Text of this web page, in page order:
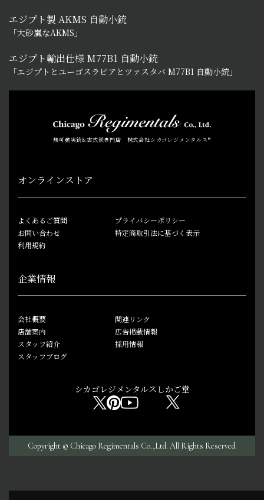
エジプト製 AKMS 自動小銃
「大砂嵐なAKMS」
エジプト輸出仕様 M77B1 自動小銃
「エジプトとユーゴスラビアとツァスタバ M77B1 自動小銃」
無可動実銃&古式銃専門店 株式会社シカゴレジメンタルス®
オンラインストア
よくあるご質問
お問い合わせ
利用規約
プライバシーポリシー
特定商取引法に基づく表示
企業情報
会社概要
店舗案内
スタッフ紹介
スタッフブログ
関連リンク
広告掲載情報
採用情報
シカゴレジメンタルス しかご堂
Copyright © Chicago Regimentals Co.,Ltd. All Rights Reserved.